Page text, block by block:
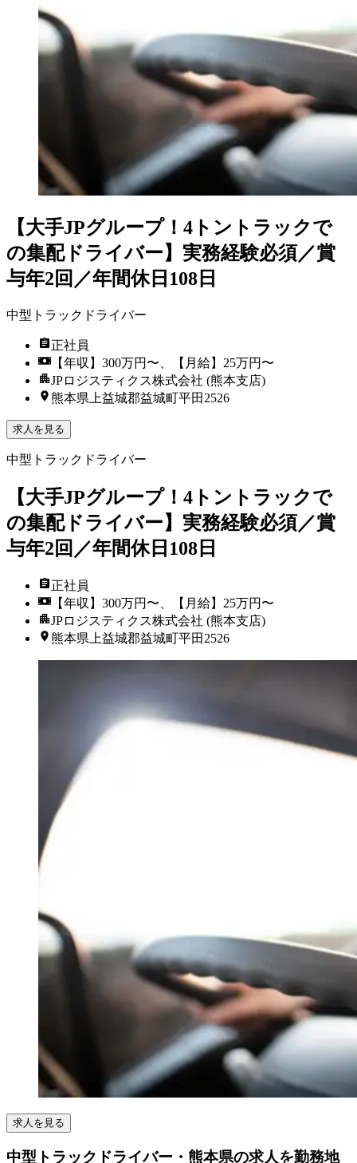
【大手JPグループ！4トントラックで
の集配ドライバー】実務経験必須／賞
与年2回／年間休日108日
中型トラックドライバー
正社員
【年収】300万円〜、【月給】25万円〜
JPロジスティクス株式会社 (熊本支店)
熊本県上益城郡益城町平田2526
求人を見る
中型トラックドライバー
【大手JPグループ！4トントラックで
の集配ドライバー】実務経験必須／賞
与年2回／年間休日108日
正社員
【年収】300万円〜、【月給】25万円〜
JPロジスティクス株式会社 (熊本支店)
熊本県上益城郡益城町平田2526
求人を見る
中型トラックドライバー・熊本県の求人を勤務地